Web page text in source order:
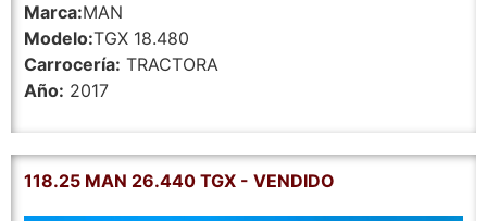
Marca:MAN
Modelo:TGX 18.480
Carrocería: TRACTORA
Año: 2017
118.25 MAN 26.440 TGX - VENDIDO